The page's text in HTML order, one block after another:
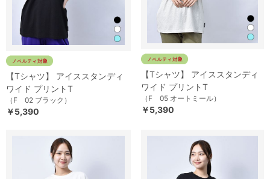
【Tシャツ】 アイススタンディ
ワイド プリントT
（F 02 ブラック）
￥5,390
【Tシャツ】 アイススタンディ
ワイド プリントT
（F 05 オートミール）
￥5,390